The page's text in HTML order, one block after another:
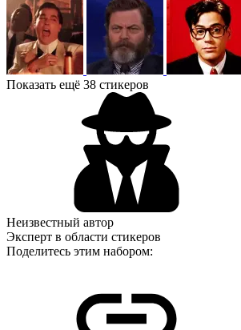
Показать ещё 38 стикеров
Неизвестный автор
Эксперт в области стикеров
Поделитесь этим набором: